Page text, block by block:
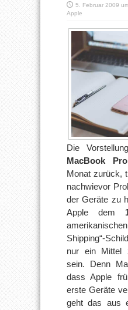
5. Februar 2009
Apple
Die
MacBook Pro
Monat zurück,
nachwievor
der Geräte zu
Apple dem
Shipping“-
nur ein Mittel
sein. Denn
dass Apple
erste Geräte
geht das aus